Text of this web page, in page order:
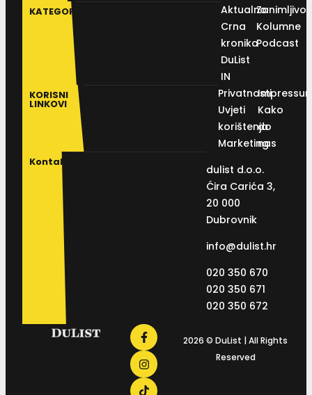
KATEGORIJE
Aktualno
Crna
kronika
DuList
IN
Kolumne
Podcast
KORISNI
LINKOVI
Privatnosti
Uvjeti
korištenja
Marketing
Kako
do
nas
Kontakt
dulist d.o.o.
Ćira Carića 3,
20 000
Dubrovnik
info@dulist.hr
020 350 670
020 350 671
020 350 672
2026 © DuList | All Rights
Reserved